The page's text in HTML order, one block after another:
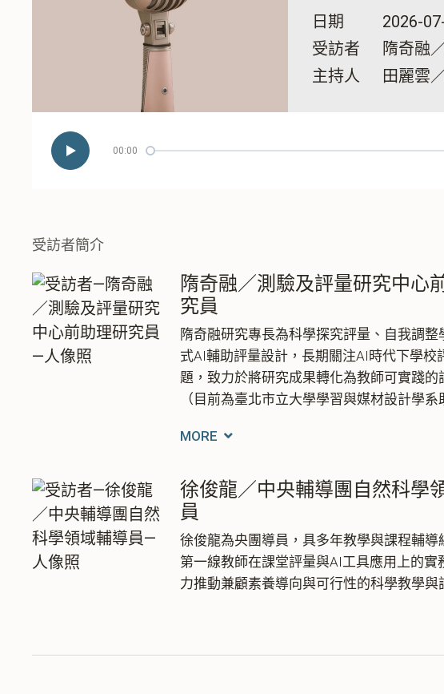
日期
2026-
受訪者
隋奇融
主持人
田麗雲
播
停
00:00
受訪者簡介
隋奇融／測驗及評量研究中心
究員
隋奇融研究專長為科學探究評量、自我調整
式AI輔助評量設計，長期關注AI時代下學校
題，致力於將研究成果轉化為教師可實踐的
（目前為臺北市立大學學習與媒材設計學系
MORE
徐俊龍／中央輔導團自然科學
員
徐俊龍為央團導員，具多年教學與課程輔導
第一線教師在課堂評量與AI工具應用上的實
力推動兼顧素養導向與可行性的科學教學與